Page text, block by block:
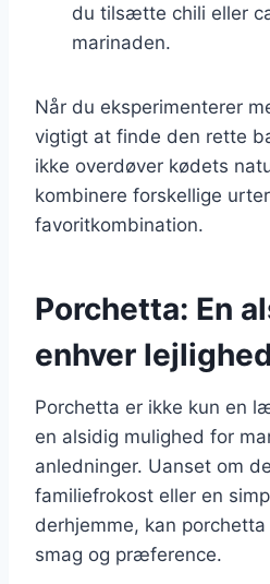
du tilsætte chili eller
marinaden.
Når du eksperimenterer
vigtigt at finde den rette
ikke overdøver kødets
kombinere forskellige
favoritkombination.
Porchetta: En
enhver lejlighed
Porchetta er ikke kun en
en alsidig mulighed for
anledninger. Uanset om
familiefrokost eller en
derhjemme, kan
smag og præference.